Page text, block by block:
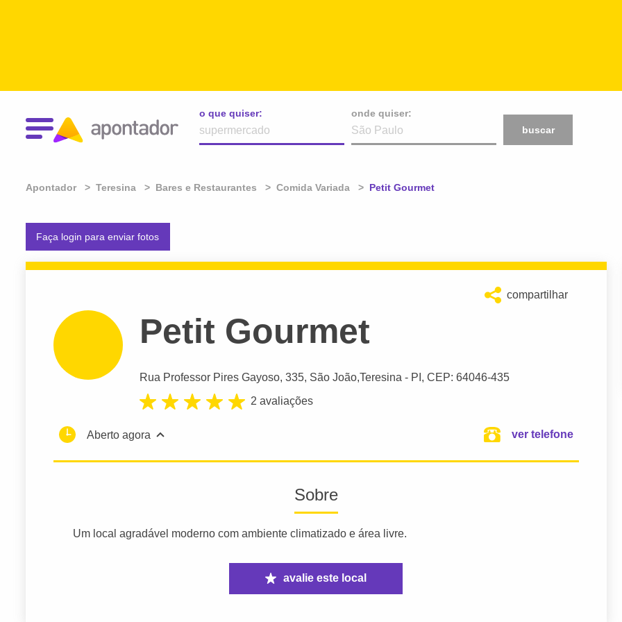
o que quiser:
onde quiser:
buscar
Apontador Teresina Bares e Restaurantes Comida Variada Atual:
Petit Gourmet
Faça login para enviar fotos
compartilhar
Petit Gourmet
Rua Professor Pires Gayoso, 335, São João,Teresina - PI, CEP: 64046-435
2 avaliações
Aberto agora ver telefone
Sobre
Um local agradável moderno com ambiente climatizado e área livre.
avalie este local